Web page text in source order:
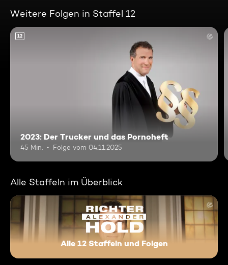
Weitere Folgen in Staffel 12
12
2023: Der Trucker und das Pornoheft
45 Min. Folge vom 04.11.2025
Alle Staffeln im Überblick
Alle 12 Staffeln und Folgen